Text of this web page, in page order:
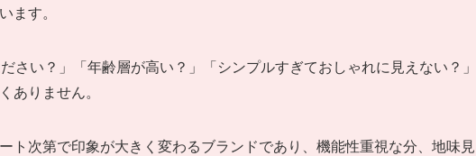
ます。
さい？」「年齢層が高い？」「シンプルすぎておしゃれに見えない？」
ありません。
ト次第で印象が大きく変わるブランドであり、機能性重視な分、地味見